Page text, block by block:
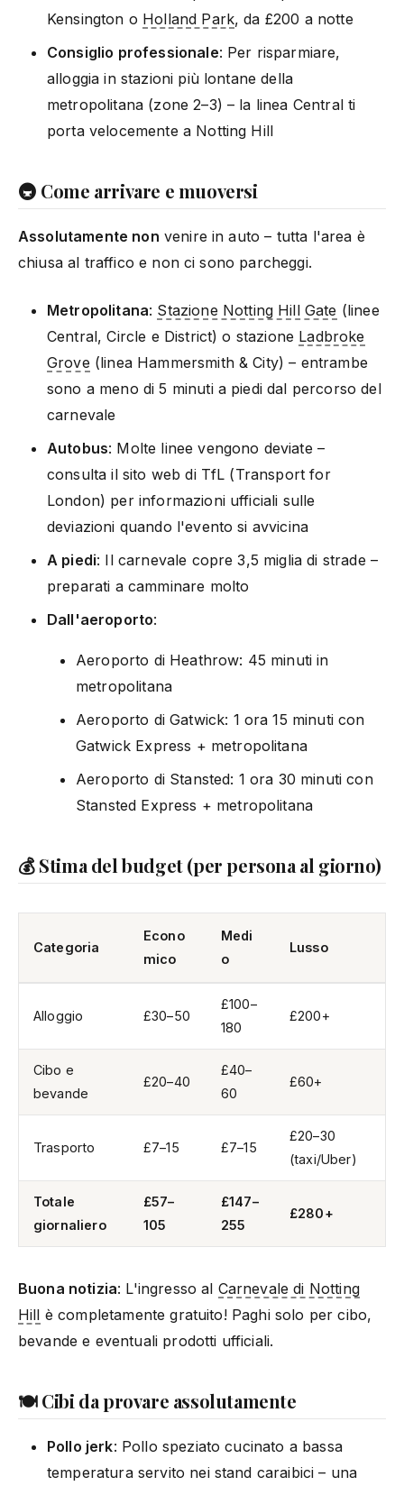
Kensington o Holland Park, da £200 a notte
Consiglio professionale: Per risparmiare,
alloggia in stazioni più lontane della
metropolitana (zone 2–3) – la linea Central ti
porta velocemente a Notting Hill
🚇 Come arrivare e muoversi
Assolutamente non venire in auto – tutta l'area è
chiusa al traffico e non ci sono parcheggi.
Metropolitana: Stazione Notting Hill Gate (linee
Central, Circle e District) o stazione Ladbroke
Grove (linea Hammersmith & City) – entrambe
sono a meno di 5 minuti a piedi dal percorso del
carnevale
Autobus: Molte linee vengono deviate –
consulta il sito web di TfL (Transport for
London) per informazioni ufficiali sulle
deviazioni quando l'evento si avvicina
A piedi: Il carnevale copre 3,5 miglia di strade –
preparati a camminare molto
Dall'aeroporto:
Aeroporto di Heathrow: 45 minuti in
metropolitana
Aeroporto di Gatwick: 1 ora 15 minuti con
Gatwick Express + metropolitana
Aeroporto di Stansted: 1 ora 30 minuti con
Stansted Express + metropolitana
💰 Stima del budget (per persona al giorno)
Categoria
Econo
mico
Medi
o
Lusso
Alloggio £30–50
£100–
180
£200+
Cibo e
bevande
£20–40
£40–
60
£60+
Trasporto £7–15 £7–15
£20–30
(taxi/Uber)
Totale
giornaliero
£57–
105
£147–
255
£280+
Buona notizia: L'ingresso al Carnevale di Notting
Hill è completamente gratuito! Paghi solo per cibo,
bevande e eventuali prodotti ufficiali.
🍽️ Cibi da provare assolutamente
Pollo jerk: Pollo speziato cucinato a bassa
temperatura servito nei stand caraibici – una